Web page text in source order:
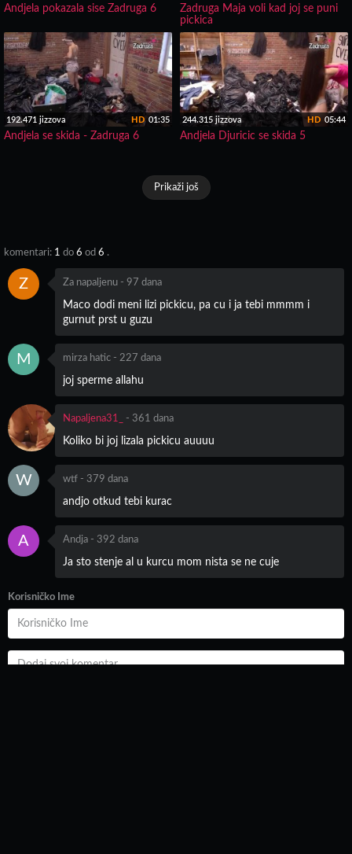
Andjela pokazala sise Zadruga 6
Zadruga Maja voli kad joj se puni
pickica
192.471 jizzova 01:35
HD
Andjela se skida - Zadruga 6
244.315 jizzova 05:44
HD
Andjela Djuricic se skida 5
Prikaži još
komentari: 1 do 6 od 6 .
Z Za napaljenu - 97 dana
Maco dodi meni lizi pickicu, pa cu i ja tebi mmmm i
gurnut prst u guzu
M mirza hatic - 227 dana
joj sperme allahu
Napaljena31_ - 361 dana
Koliko bi joj lizala pickicu auuuu
W wtf - 379 dana
andjo otkud tebi kurac
A Andja - 392 dana
Ja sto stenje al u kurcu mom nista se ne cuje
Korisničko Ime